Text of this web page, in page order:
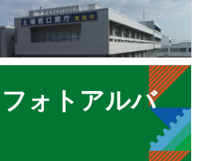
ォトアルバ